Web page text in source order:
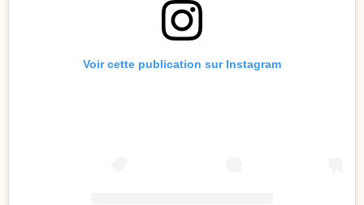
Voir cette publication sur Instagram